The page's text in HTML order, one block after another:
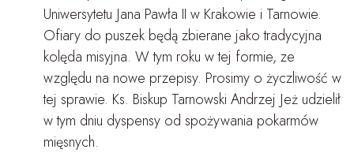
Uniwersytetu Jana Pawła II w Krakowie i Tarnowie.
Ofiary do puszek będą zbierane jako tradycyjna
kolęda misyjna. W tym roku w tej formie, ze
względu na nowe przepisy. Prosimy o życzliwość w
tej sprawie. Ks. Biskup Tarnowski Andrzej Jeż udzielił
w tym dniu dyspensy od spożywania pokarmów
mięsnych.